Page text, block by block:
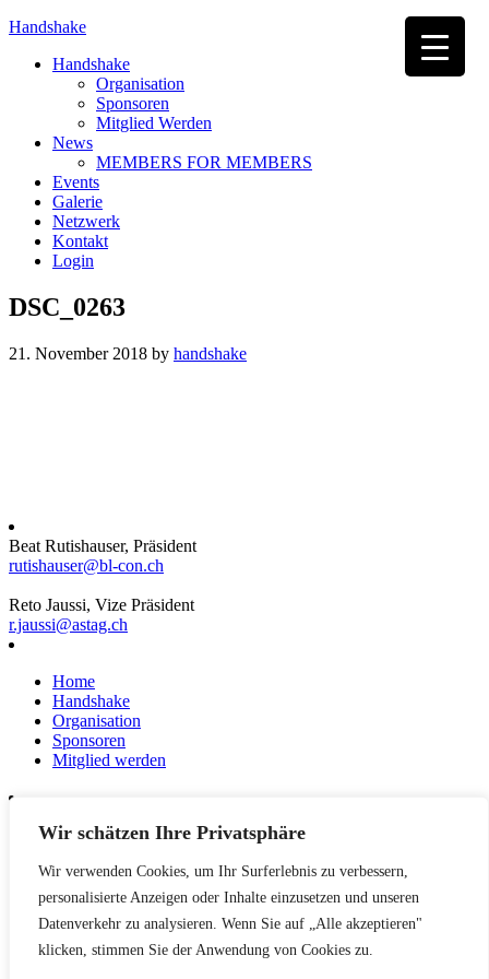
Wir schätzen Ihre Privatsphäre
Wir verwenden Cookies, um Ihr Surferlebnis zu verbessern,
personalisierte Anzeigen oder Inhalte einzusetzen und unseren
Datenverkehr zu analysieren. Wenn Sie auf „Alle akzeptieren"
klicken, stimmen Sie der Anwendung von Cookies zu.
Handshake
Handshake
Organisation
Sponsoren
Mitglied Werden
News
MEMBERS FOR MEMBERS
Events
Galerie
Netzwerk
Kontakt
Login
DSC_0263
21. November 2018 by handshake
Beat Rutishauser, Präsident
rutishauser@bl-con.ch
Reto Jaussi, Vize Präsident
r.jaussi@astag.ch
Home
Handshake
Organisation
Sponsoren
Mitglied werden
News
Netzwerk
Kontakt